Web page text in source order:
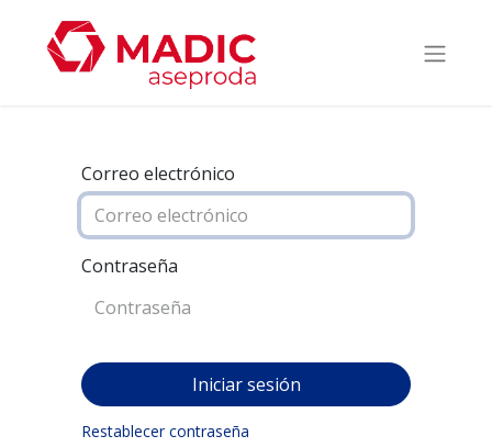
Correo electrónico
Contraseña
Iniciar sesión
Restablecer contraseña